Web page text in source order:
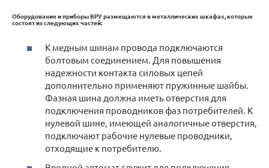
Оборудование и приборы ВРУ размещаются в металлических шкафах, которые
состоят из следующих частей:
К медным шинам провода подключаются
болтовым соединением. Для повышения
надежности контакта силовых цепей
дополнительно применяют пружинные шайбы.
Фазная шина должна иметь отверстия для
подключения проводников фаз потребителей. К
нулевой шине, имеющей аналогичные отверстия,
подключают рабочие нулевые проводники,
отходящие к потребителю.